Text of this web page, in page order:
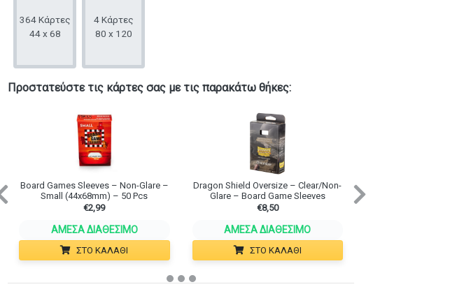
364 Κάρτες
44 x 68
4 Κάρτες
80 x 120
Προστατεύστε τις κάρτες σας με τις παρακάτω θήκες:
Board Games Sleeves – Non-Glare –
Small (44x68mm) – 50 Pcs
€2,99
ΆΜΕΣΑ ΔΙΑΘΈΣΙΜΟ
ΣΤΟ ΚΑΛΆΘΙ
Dragon Shield Oversize – Clear/Non-
Glare – Board Game Sleeves
€8,50
ΆΜΕΣΑ ΔΙΑΘΈΣΙΜΟ
ΣΤΟ ΚΑΛΆΘΙ
Previous Next